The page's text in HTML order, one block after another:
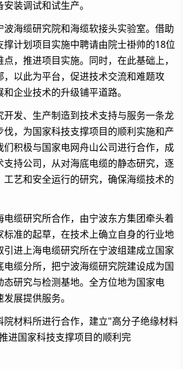
装调试和试生产。
波海缆研究院和海缆软接头实验室。借助
撑计划项目实施中聘请由院士褂帅的18位
，推进项目实施。同时，在此基础上，
，以此为平台，促进技术交流和难题攻
企业技术的升级铺平道路。
开发、生产制造到技术支持与服务一条龙
伐，为国家科技支撑项目的顺利实施和产
们积极与国家电网舟山公司进行合作，成
支持公司，从对海底电缆的静态研究，逐
工艺和安全运行的研究，确保海缆技术的
电缆研究所合作，由宁波东方集团牵头着
标准的起草，在技术上确立自身的行业地
引进上海电缆研究所在宁波组建成立国家
电缆分所，把宁波海缆研究院建设成为国
态研究与检测基地。全方位地为国家电
展提供服务。
院材料所进行合作，建立"高分子绝缘材料
进国家科技支撑项目的顺利完